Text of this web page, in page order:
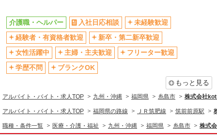
交通費支給
社会保険あり
産休・育休取得実績あり
介護職・ヘルパー 入社日応相談
未経験歓迎
経験者・有資格者歓迎
新卒・第二新卒歓迎
女性活躍中
主婦・主夫歓迎
フリーター歓迎
学歴不問
ブランクOK
もっと見る
アルバイト・バイト・求人TOP 九州・沖縄 福岡県 糸島市 株式会社
アルバイト・バイト・求人TOP 福岡県の路線 ＪＲ筑肥線 筑前前原駅
職種・条件一覧 医療・介護・福祉 九州・沖縄 福岡県 糸島市 株式